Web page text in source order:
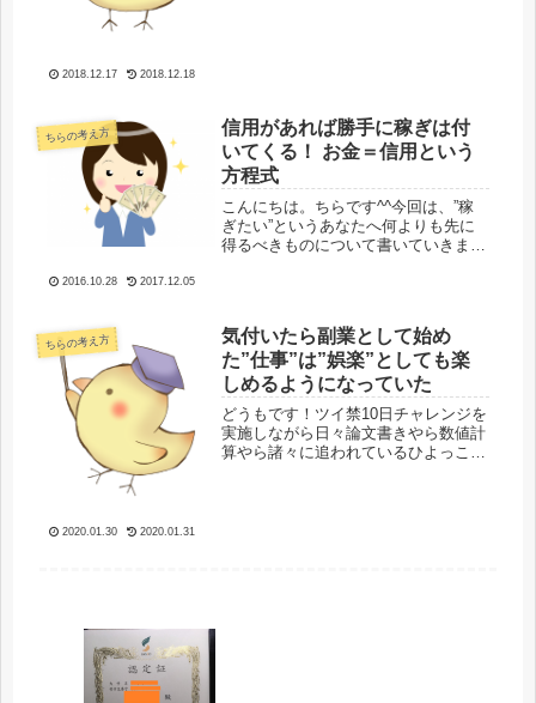
2018.12.17 2018.12.18
ちらの考え方
信用があれば勝手に稼ぎは付
いてくる！ お金＝信用という
方程式
こんにちは。ちらです^^今回は、”稼
ぎたい”というあなたへ何よりも先に
得るべきものについて書いていきます
も...
2016.10.28 2017.12.05
ちらの考え方
気付いたら副業として始め
た”仕事”は”娯楽”としても楽
しめるようになっていた
どうもです！ツイ禁10日チャレンジを
実施しながら日々論文書きやら数値計
算やら諸々に追われているひよっこで
2020.01.30 2020.01.31